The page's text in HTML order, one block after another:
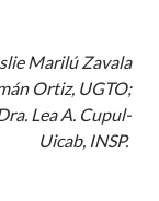
Marilú Zavala
Ortiz, UGTO;
Lea A. Cupul-
Uicab, INSP.